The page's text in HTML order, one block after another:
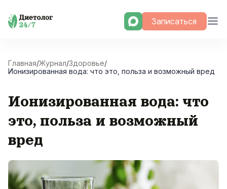
Skip
Записаться
Главная/Журнал/Здоровье/
Ионизированная вода: что это, польза и возможный вред
Ионизированная вода: что
это, польза и возможный
вред